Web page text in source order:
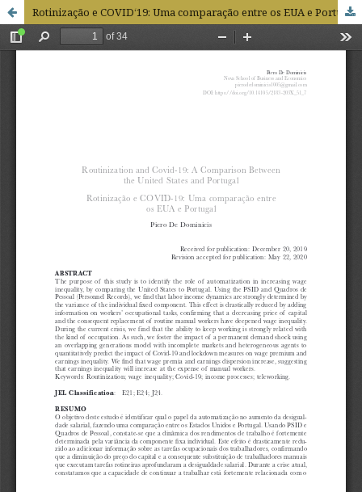
Rotinização e COVID‘19: Uma comparação entre os EUA e Portugal